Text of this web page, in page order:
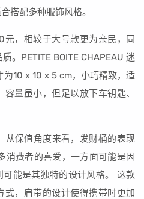
搭配多种服饰风格。
，相较于大号款更为亲民，同
。PETITE BOITE CHAPEAU 迷
10 x 10 x 5 cm，小巧精致，适
量虽小，但足以放下车钥匙、
从保值角度来看，发财桶的表现
消费者的喜爱，一方面可能是因
能是其独特的设计风格。 这款
式，肩带的设计使得携带时更加